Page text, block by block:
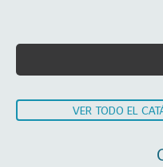
VER TODO EL